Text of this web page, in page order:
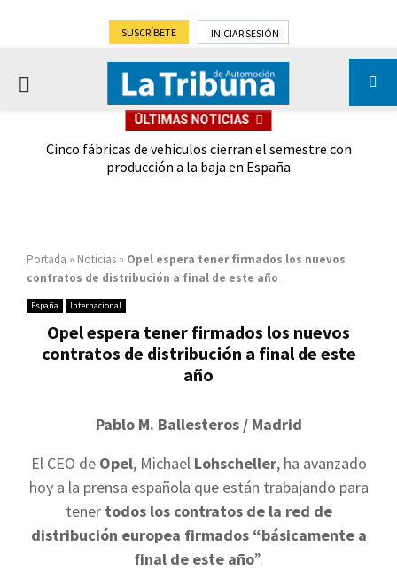
SUSCRÍBETE INICIAR SESIÓN
PRIMARY
ÚLTIMAS NOTICIAS
Cinco fábricas de vehículos cierran el semestre con
producción a la baja en España
Portada » Noticias » Opel espera tener firmados los nuevos
contratos de distribución a final de este año
España Internacional
Opel espera tener firmados los nuevos
contratos de distribución a final de este
año
Pablo M. Ballesteros / Madrid
El CEO de Opel, Michael Lohscheller, ha avanzado
hoy a la prensa española que están trabajando para
tener todos los contratos de la red de
distribución europea firmados “básicamente a
final de este año”.